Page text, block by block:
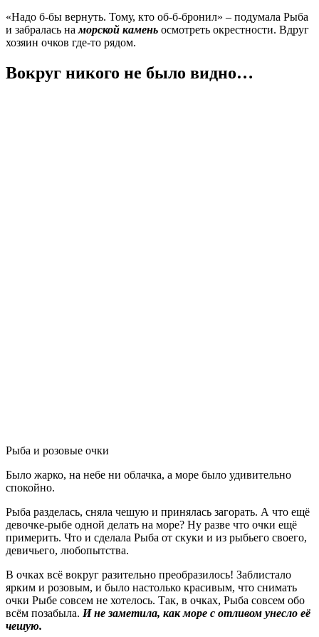
«Надо б-бы вернуть. Тому, кто об-б-бронил» – подумала Рыба
и забралась наморской камень осмотреть окрестности. Вдруг
хозяин очков где-то рядом.
Вокруг никого не было видно…
Рыба и розовые очки
Было жарко, на небе ни облачка, а море было удивительно
спокойно.
Рыба разделась, сняла чешую и принялась загорать. А что ещё
девочке-рыбе одной делать на море? Ну разве что очки ещё
примерить. Что и сделала Рыба от скуки и из рыбьего своего,
девичьего, любопытства.
В очках всё вокруг разительно преобразилось! Заблистало
ярким и розовым, и было настолько красивым, что снимать
очки Рыбе совсем не хотелось. Так, в очках, Рыба совсем обо
всём позабыла. И не заметила, как море с отливом унесло её
чешую.